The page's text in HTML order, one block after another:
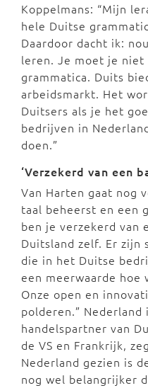
Koppelmans: “Mijn
hele Duitse
Daardoor dacht ik:
leren. Je moet je niet
grammatica. Duits
arbeidsmarkt. Het
Duitsers als je het
bedrijven in
doen.”
‘Verzekerd van een
Van Harten gaat nog
taal beheerst en een
ben je verzekerd van
Duitsland zelf. Er zijn
die in het Duitse
een meerwaarde hoe
Onze open en
polderen.” Nederland
handelspartner van
de VS en Frankrijk,
Nederland gezien is
nog wel belangrijker